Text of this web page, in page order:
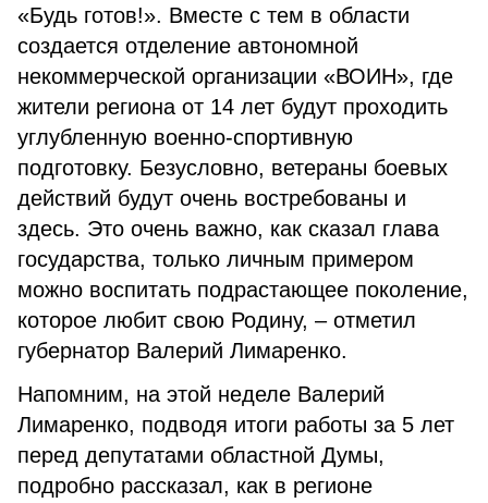
«Будь готов!». Вместе с тем в области
создается отделение автономной
некоммерческой организации «ВОИН», где
жители региона от 14 лет будут проходить
углубленную военно-спортивную
подготовку. Безусловно, ветераны боевых
действий будут очень востребованы и
здесь. Это очень важно, как сказал глава
государства, только личным примером
можно воспитать подрастающее поколение,
которое любит свою Родину, – отметил
губернатор Валерий Лимаренко.
Напомним, на этой неделе Валерий
Лимаренко, подводя итоги работы за 5 лет
перед депутатами областной Думы,
подробно рассказал, как в регионе